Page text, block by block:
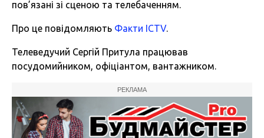
пов’язані зі сценою та телебаченням.
Про це повідомляють Факти ICTV.
Телеведучий Сергій Притула працював
посудомийником, офіціантом, вантажником.
РЕКЛАМА